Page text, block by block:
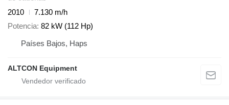
2010
7.130 m/h
Potencia 82 kW (112 Hp)
Países Bajos, Haps
ALTCON Equipment